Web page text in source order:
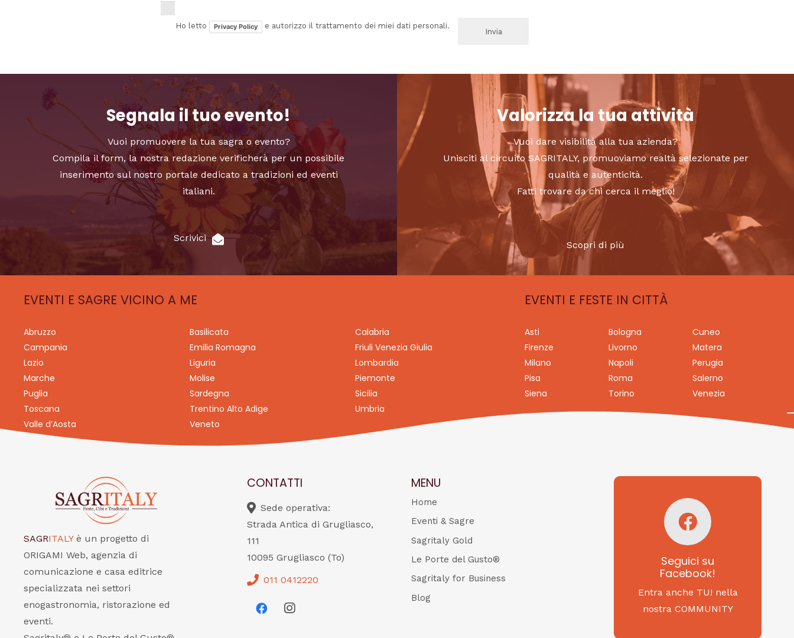
Ho letto Privacy Policy e autorizzo il trattamento dei miei dati personali.
Segnala il tuo evento!
Vuoi promuovere la tua sagra o evento?
Compila il form, la nostra redazione verificherà per un possibile
inserimento sul nostro portale dedicato a tradizioni ed eventi
italiani.
Scrivici
Valorizza la tua attività
Vuoi dare visibilità alla tua azienda?
Unisciti al circuito SAGRITALY, promuoviamo realtà selezionate per
qualità e autenticità.
Fatti trovare da chi cerca il meglio!
Scopri di più
EVENTI E SAGRE VICINO A ME
Abruzzo Basilicata
Calabria
Campania
Emilia Romagna
Friuli Venezia Giulia
Lazio
Liguria
Lombardia
Marche
Molise
Piemonte
Puglia
Sardegna
Sicilia
Toscana
Trentino Alto Adige
Umbria
Valle d’Aosta
Veneto
EVENTI E FESTE IN CITTÀ
Asti Bologna
Cuneo
Firenze
Livorno
Matera
Milano
Napoli
Perugia
Pisa
Roma
Salerno
Siena
Torino Venezia
SAGRITALY è un progetto di
ORIGAMI Web, agenzia di
comunicazione e casa editrice
specializzata nei settori
enogastronomia, ristorazione ed
eventi.
CONTATTI
Sede operativa:
Strada Antica di Grugliasco,
111
10095 Grugliasco (To)
011 0412220
MENU
Home
Eventi & Sagre
Sagritaly Gold
Le Porte del Gusto®
Sagritaly for Business
Blog
Seguici su
Facebook!
Entra anche TU! nella
nostra COMMUNITY
Seguici su
Facebook!
SAGRITALY
Feste, cibi e tradizioni
da Nord a Sud...